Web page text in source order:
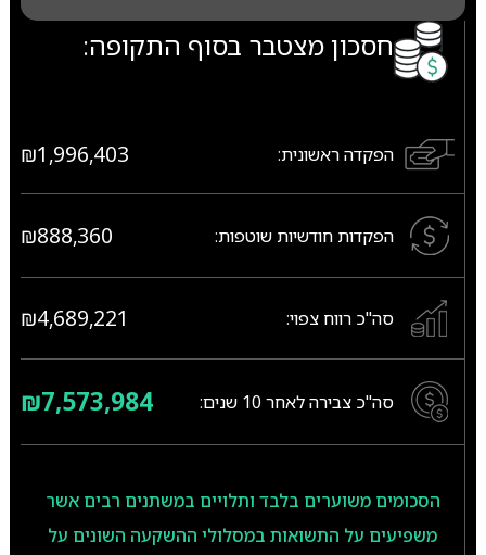
חסכון מצטבר בסוף התקופה:
הפקדה ראשונית: ₪1,996,403
הפקדות חודשיות שוטפות: ₪888,360
סה"כ רווח צפוי: ₪4,689,221
סה"כ צבירה לאחר 10 שנים: ₪7,573,984
הסכומים משוערים בלבד ותלויים במשתנים רבים אשר
משפיעים על התשואות במסלולי ההשקעה השונים על